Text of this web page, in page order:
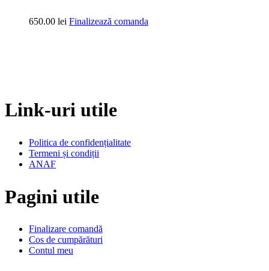
650.00 lei Finalizează comanda
Link-uri utile
Politica de confidențialitate
Termeni și condiții
ANAF
Pagini utile
Finalizare comandă
Cos de cumpărături
Contul meu